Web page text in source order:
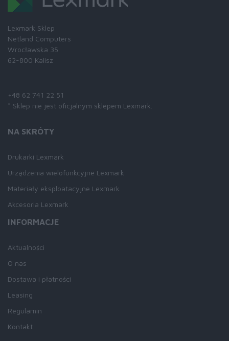
Lexmark Sklep
Netland Computers
Wrocławska 35
62-800 Kalisz
+48 62 741 22 51
* Sklep nie jest oficjalnym sklepem Lexmark.
NA SKRÓTY
Drukarki Lexmark
Urządzenia wielofunkcyjne Lexmark
Materiały eksploatacyjne Lexmark
Akcesoria Lexmark
INFORMACJE
Aktualności
O nas
Dostawa i płatności
Leasing
Regulamin
Kontakt